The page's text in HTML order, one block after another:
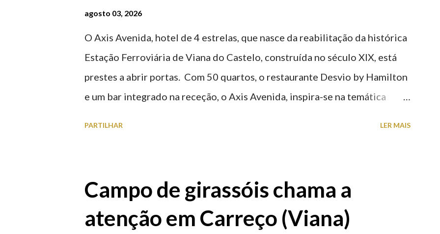
agosto 03, 2026
O Axis Avenida, hotel de 4 estrelas, que nasce da reabilitação da histórica
Estação Ferroviária de Viana do Castelo, construída no século XIX, está
prestes a abrir portas. Com 50 quartos, o restaurante Desvio by Hamilton
e um bar integrado na receção, o Axis Avenida, inspira-se na temática
PARTILHAR LER MAIS
Campo de girassóis chama a
atenção em Carreço (Viana)